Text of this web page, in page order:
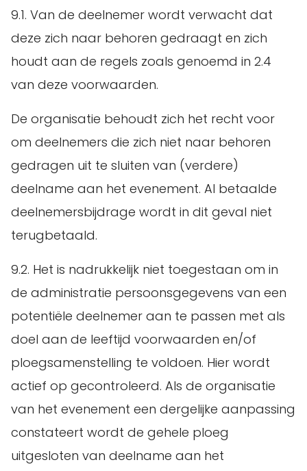
9.1. Van de deelnemer wordt verwacht dat
deze zich naar behoren gedraagt en zich
houdt aan de regels zoals genoemd in 2.4
van deze voorwaarden.
De organisatie behoudt zich het recht voor
om deelnemers die zich niet naar behoren
gedragen uit te sluiten van (verdere)
deelname aan het evenement. Al betaalde
deelnemersbijdrage wordt in dit geval niet
terugbetaald.
9.2. Het is nadrukkelijk niet toegestaan om in
de administratie persoonsgegevens van een
potentiële deelnemer aan te passen met als
doel aan de leeftijd voorwaarden en/of
ploegsamenstelling te voldoen. Hier wordt
actief op gecontroleerd. Als de organisatie
van het evenement een dergelijke aanpassing
constateert wordt de gehele ploeg
uitgesloten van deelname aan het